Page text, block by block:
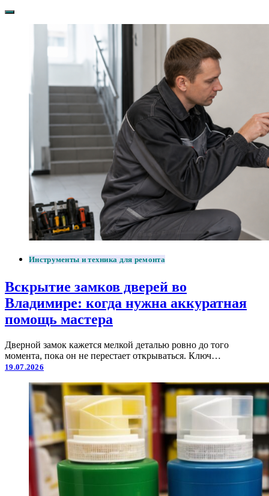
Инструменты и техника для ремонта
Вскрытие замков дверей во
Владимире: когда нужна аккуратная
помощь мастера
Дверной замок кажется мелкой деталью ровно до того
момента, пока он не перестает открываться. Ключ…
19.07.2026